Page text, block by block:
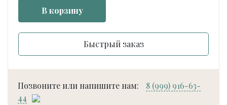
В корзину
Быстрый заказ
Позвоните или напишите нам:
8 (999) 916-63-
44